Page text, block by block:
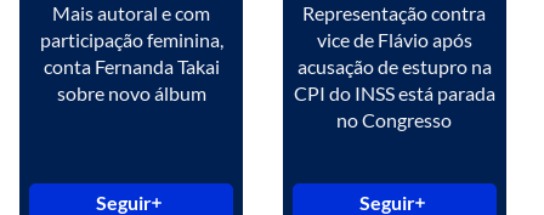
Mais autoral e com
participação feminina,
conta Fernanda Takai
sobre novo álbum
Seguir
Representação contra
vice de Flávio após
acusação de estupro na
CPI do INSS está parada
no Congresso
Seguir